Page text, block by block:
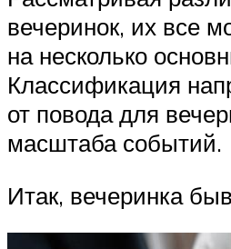
вечеринок, их все
на несколько
Классификация
от повода для
масштаба событий.
Итак, вечеринка